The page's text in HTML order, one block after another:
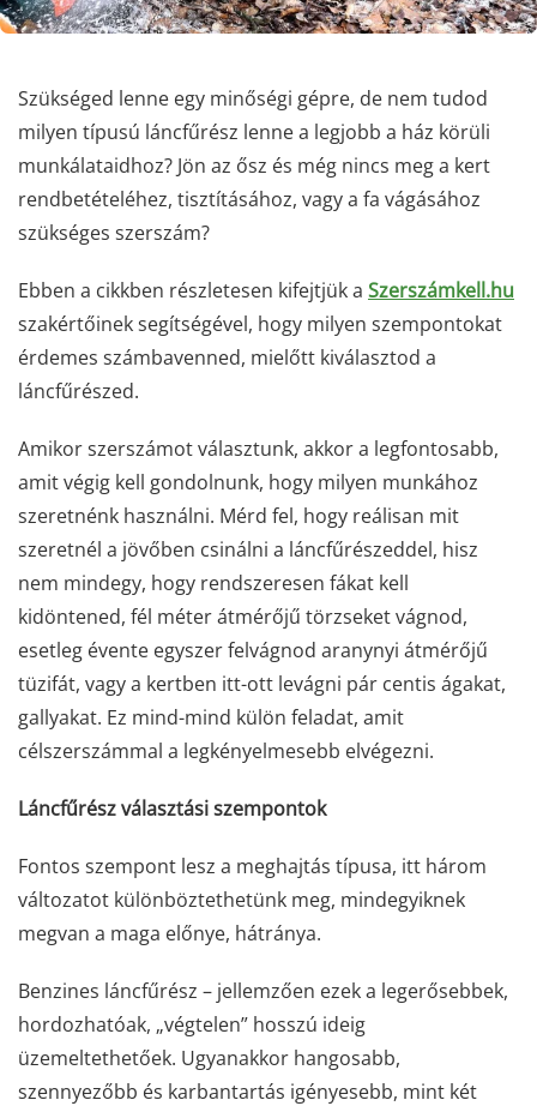
Szükséged lenne egy minőségi gépre, de nem tudod
milyen típusú láncfűrész lenne a legjobb a ház körüli
munkálataidhoz? Jön az ősz és még nincs meg a kert
rendbetételéhez, tisztításához, vagy a fa vágásához
szükséges szerszám?
Ebben a cikkben részletesen kifejtjük a Szerszámkell.hu
szakértőinek segítségével, hogy milyen szempontokat
érdemes számbavenned, mielőtt kiválasztod a
láncfűrészed.
Amikor szerszámot választunk, akkor a legfontosabb,
amit végig kell gondolnunk, hogy milyen munkához
szeretnénk használni. Mérd fel, hogy reálisan mit
szeretnél a jövőben csinálni a láncfűrészeddel, hisz
nem mindegy, hogy rendszeresen fákat kell
kidöntened, fél méter átmérőjű törzseket vágnod,
esetleg évente egyszer felvágnod aranynyi átmérőjű
tüzifát, vagy a kertben itt-ott levágni pár centis ágakat,
gallyakat. Ez mind-mind külön feladat, amit
célszerszámmal a legkényelmesebb elvégezni.
Láncfűrész választási szempontok
Fontos szempont lesz a meghajtás típusa, itt három
változatot különböztethetünk meg, mindegyiknek
megvan a maga előnye, hátránya.
Benzines láncfűrész – jellemzően ezek a legerősebbek,
hordozhatóak, „végtelen” hosszú ideig
üzemeltethetőek. Ugyanakkor hangosabb,
szennyezőbb és karbantartás igényesebb, mint két